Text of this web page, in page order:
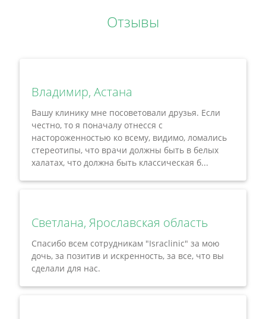
Отзывы
Владимир, Астана
Вашу клинику мне посоветовали друзья. Если
честно, то я поначалу отнесся с
настороженностью ко всему, видимо, ломались
стереотипы, что врачи должны быть в белых
халатах, что должна быть классическая б...
Светлана, Ярославская область
Спасибо всем сотрудникам "Israclinic" за мою
дочь, за позитив и искренность, за все, что вы
сделали для нас.